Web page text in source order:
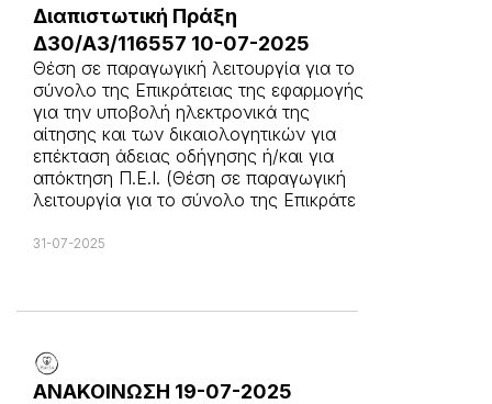
Διαπιστωτική Πράξη
Δ30/A3/116557 10-07-2025
Θέση σε παραγωγική λειτουργία για το
σύνολο της Επικράτειας της εφαρμογής
για την υποβολή ηλεκτρονικά της
αίτησης και των δικαιολογητικών για
επέκταση άδειας οδήγησης ή/και για
απόκτηση Π.Ε.Ι. (Θέση σε παραγωγική
λειτουργία για το σύνολο της Επικράτε
31-07-2025
ΑΝΑΚΟΙΝΩΣΗ 19-07-2025